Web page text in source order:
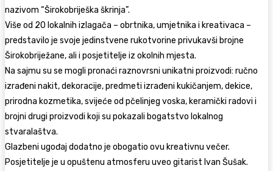
nazivom “Širokobriješka škrinja”.
Više od 20 lokalnih izlagača – obrtnika, umjetnika i kreativaca –
predstavilo je svoje jedinstvene rukotvorine privukavši brojne
Širokobriježane, ali i posjetitelje iz okolnih mjesta.
Na sajmu su se mogli pronaći raznovrsni unikatni proizvodi: ručno
izrađeni nakit, dekoracije, predmeti izrađeni kukičanjem, dekice,
prirodna kozmetika, svijeće od pčelinjeg voska, keramički radovi i
brojni drugi proizvodi koji su pokazali bogatstvo lokalnog
stvaralaštva.
Glazbeni ugođaj dodatno je obogatio ovu kreativnu večer.
Posjetitelje je u opuštenu atmosferu uveo gitarist Ivan Šušak.